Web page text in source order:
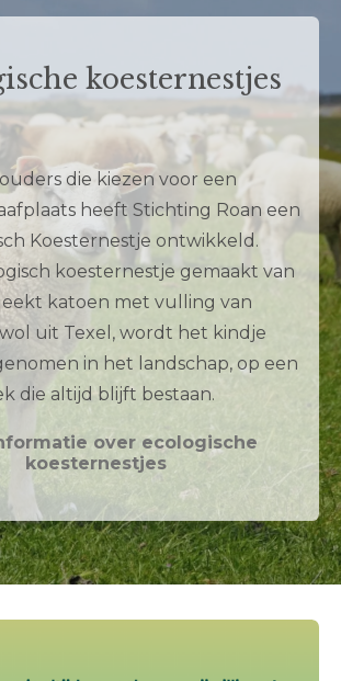
koesternestjes
die kiezen voor een
heeft Stichting Roan een
Koesternestje ontwikkeld.
koesternestje gemaakt van
katoen met vulling van
uit Texel, wordt het kindje
in het landschap, op een
die altijd blijft bestaan.
over ecologische
koesternestjes